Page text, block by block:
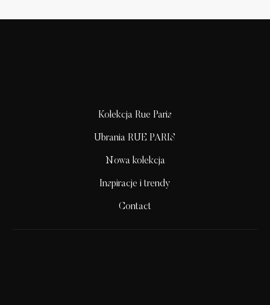
Kolekcja Rue Paris
Ubrania RUE PARIS
Nowa kolekcja
Inspiracje i trendy
Contact